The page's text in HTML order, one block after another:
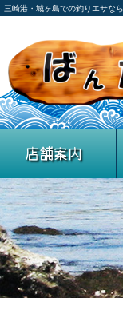
三崎港・城ヶ島での釣りエサな
店舗案内